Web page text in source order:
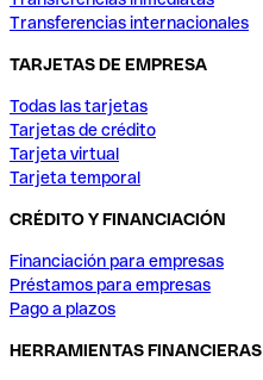
Transferencias internacionales
TARJETAS DE EMPRESA
Todas las tarjetas
Tarjetas de crédito
Tarjeta virtual
Tarjeta temporal
CRÉDITO Y FINANCIACIÓN
Financiación para empresas
Préstamos para empresas
Pago a plazos
HERRAMIENTAS FINANCIERAS